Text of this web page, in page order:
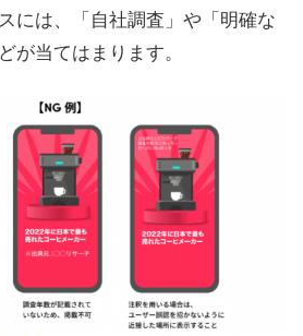
には、「自社調査」や「明確な
が当てはまります。